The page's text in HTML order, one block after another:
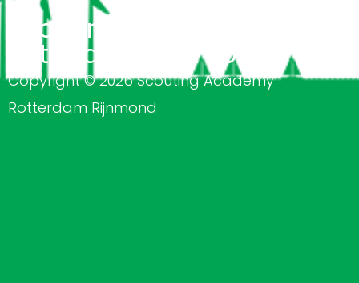
Scouting Academy
Rotterdam Rijnmond
Copyright © 2026 Scouting Academy
Rotterdam Rijnmond